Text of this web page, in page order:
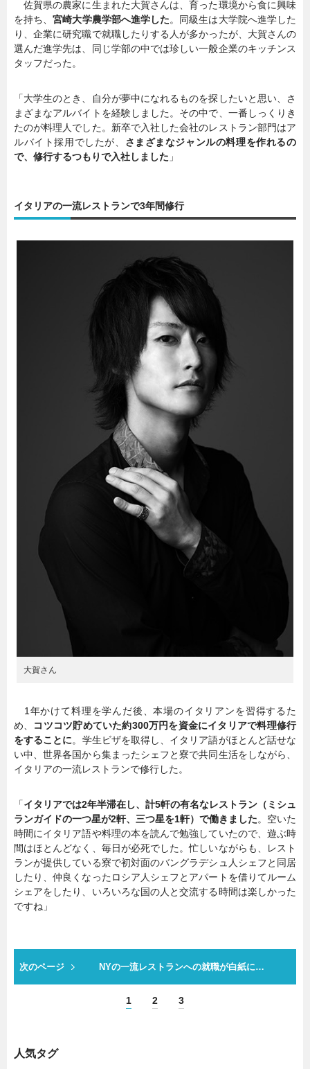
佐賀県の農家に生まれた大賀さんは、育った環境から食に興味
を持ち、宮崎大学農学部へ進学した。同級生は大学院へ進学した
り、企業に研究職で就職したりする人が多かったが、大賀さんの
選んだ進学先は、同じ学部の中では珍しい一般企業のキッチンス
タッフだった。
「大学生のとき、自分が夢中になれるものを探したいと思い、さ
まざまなアルバイトを経験しました。その中で、一番しっくりき
たのが料理人でした。新卒で入社した会社のレストラン部門はア
ルバイト採用でしたが、 さまざまなジャンルの料理を作れるの
で、修行するつもりで入社しました 」
イタリアの一流レストランで3年間修行
大賀さん
1年かけて料理を学んだ後、本場のイタリアンを習得するた
め、 コツコツ貯めていた約300万円を資金にイタリアで料理修行
をすることに。学生ビザを取得し、イタリア語がほとんど話せな
い中、世界各国から集まったシェフと寮で共同生活をしながら、
イタリアの一流レストランで修行した。
「イタリアでは2年半滞在し、計5軒の有名なレストラン（ミシュ
ランガイドの一つ星が2軒、三つ星を1軒）で働きました。空いた
時間にイタリア語や料理の本を読んで勉強していたので、遊ぶ時
間はほとんどなく、毎日が必死でした。忙しいながらも、レスト
ランが提供している寮で初対面のバングラデシュ人シェフと同居
したり、仲良くなったロシア人シェフとアパートを借りてルーム
シェアをしたり、いろいろな国の人と交流する時間は楽しかった
ですね」
次のページ NYの一流レストランへの就職が白紙に…
1 2 3
人気タグ